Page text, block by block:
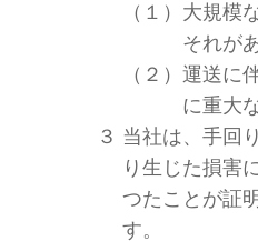
（１） 大規模
それが
（２） 運送に
に重大
３ 当社は、手回
り生じた損害
つたことが証
す。